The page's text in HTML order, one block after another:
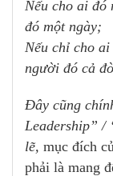
Nếu cho ai đó
đó một ngày;
Nếu chỉ cho
người đó cả
Đây cũng
Leadership” /
lẽ, mục đích
phải là mang